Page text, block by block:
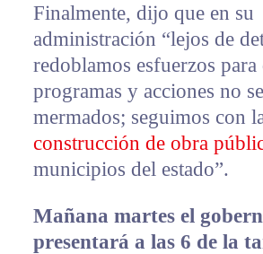
Finalmente, dijo que en su
administración “lejos de
redoblamos esfuerzos para
programas y acciones no
mermados; seguimos con
construcción de obra
municipios del estado”.
Mañana martes el
presentará a las 6 de la